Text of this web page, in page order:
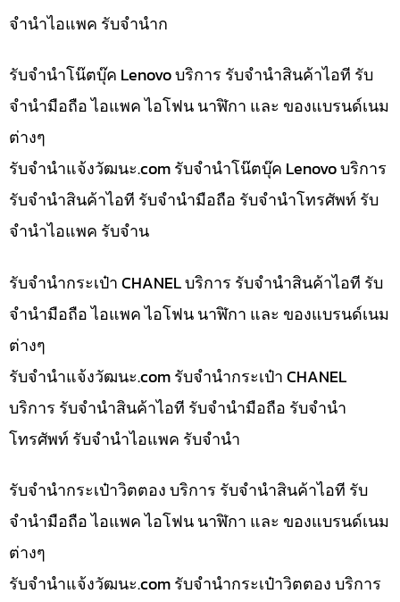
จำนำไอแพค รับจำนำก
รับจำนำโน๊ตบุ๊ค Lenovo บริการ รับจำนำสินค้าไอที รับ
จำนำมือถือ ไอแพค ไอโฟน นาฬิกา และ ของแบรนด์เนม
ต่างๆ
รับจํานําแจ้งวัฒนะ.com รับจำนำโน๊ตบุ๊ค Lenovo บริการ
รับจำนำสินค้าไอที รับจำนำมือถือ รับจำนำโทรศัพท์ รับ
จำนำไอแพค รับจำน
รับจำนำกระเป๋า CHANEL บริการ รับจำนำสินค้าไอที รับ
จำนำมือถือ ไอแพค ไอโฟน นาฬิกา และ ของแบรนด์เนม
ต่างๆ
รับจํานําแจ้งวัฒนะ.com รับจำนำกระเป๋า CHANEL
บริการ รับจำนำสินค้าไอที รับจำนำมือถือ รับจำนำ
โทรศัพท์ รับจำนำไอแพค รับจำนำ
รับจำนำกระเป๋าวิตตอง บริการ รับจำนำสินค้าไอที รับ
จำนำมือถือ ไอแพค ไอโฟน นาฬิกา และ ของแบรนด์เนม
ต่างๆ
รับจํานําแจ้งวัฒนะ.com รับจำนำกระเป๋าวิตตอง บริการ